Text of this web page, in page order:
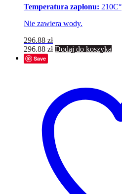
Temperatura zapłonu: 210C°
Nie zawiera wody.
296.88 zł
296.88 zł Dodaj do koszyka
Save